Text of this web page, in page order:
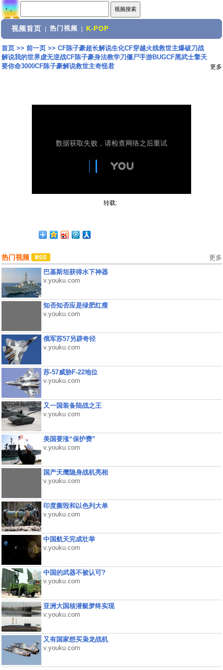
视频首页 热门视频 K-POP
首页>> 前一页>> CF陈子豪超长解说生化CF穿越火线救世主爆破刀战
解说我的世界虚无逆战CF陈子豪身法教学刀僵尸手游BUGCF黑武士擎天
要你命3000CF陈子豪解说救世主奇怪君
更多
转载:
热门视频 更多
巴基斯坦获得水下神器
v.youku.com
知否知否应是绿肥红瘦
v.youku.com
俄军苏57另辟奇径
v.youku.com
苏-57威胁F-22地位
v.youku.com
又一国装备陆战之王
v.youku.com
美国要涨“保护费”
v.youku.com
国产天鹰隐身战机亮相
v.youku.com
印度撕毁和以色列大单
v.youku.com
中国航天完成壮举
v.youku.com
中国的武器不被认可?
v.youku.com
亚洲大国核潜艇梦终实现
v.youku.com
又有国家想买枭龙战机
v.youku.com